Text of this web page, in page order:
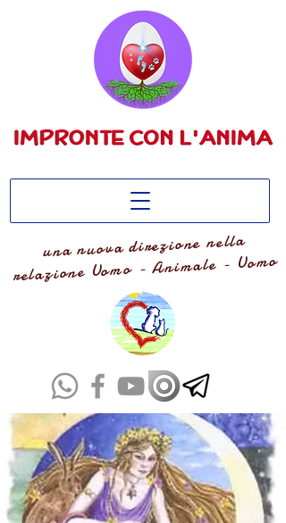
una nuova direzione nella
relazione Uomo - Animale - Uomo